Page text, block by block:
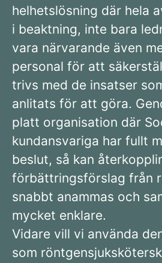
helhetslösning där hela
i beaktning, inte bara
vara närvarande även
personal för att
trivs med de insatser
anlitats för att göra.
platt organisation där
kundansvariga har fullt
beslut, så kan
förbättringsförslag från
snabbt anammas och
mycket enklare.
Vidare vill vi använda
som